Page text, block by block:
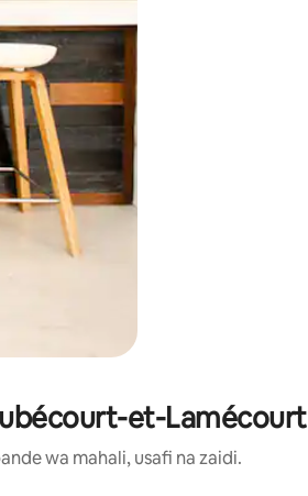
et-Lamécourt
wa mahali, usafi na zaidi.